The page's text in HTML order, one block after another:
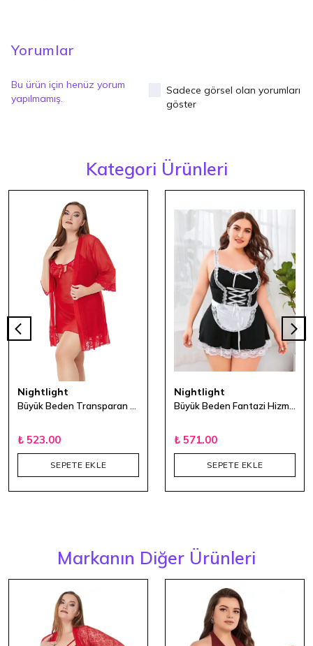
Yorumlar
Bu ürün için henüz yorum
yapılmamış.
Sadece görsel olan yorumları
göster
Kategori Ürünleri
Nightlight
₺ 523.00
SEPETE EKLE
Nightlight
₺ 571.00
SEPETE EKLE
Markanın Diğer Ürünleri